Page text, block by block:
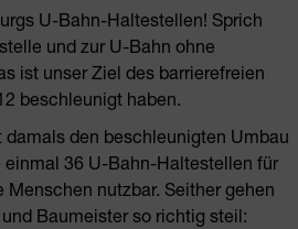
U-Bahn-Haltestellen! Sprich
und zur U-Bahn ohne
ist unser Ziel des barrierefreien
beschleunigt haben.
damals den beschleunigten Umbau
einmal 36 U-Bahn-Haltestellen für
nutzbar. Seither gehen
Baumeister so richtig steil: